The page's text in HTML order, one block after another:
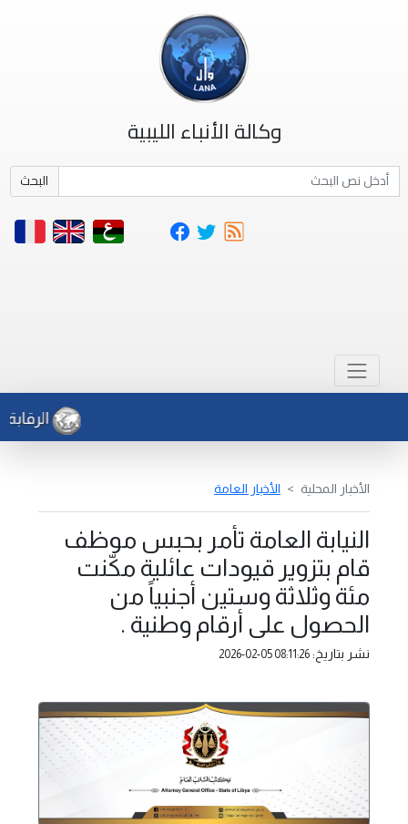
وكالة الأنباء الليبية
البحث
الرقابة
الأخبار المحلية الأخبار العامة
النيابة العامة تأمر بحبس موظف
قام بتزوير قيودات عائلية مكّنت
مئة وثلاثة وستين أجنبياً من
الحصول على أرقام وطنية .
نشر بتاريخ: 2026-02-05 08:11:26